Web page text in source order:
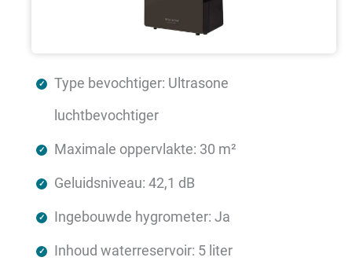
Type bevochtiger: Ultrasone
luchtbevochtiger
Maximale oppervlakte: 30 m²
Geluidsniveau: 42,1 dB
Ingebouwde hygrometer: Ja
Inhoud waterreservoir: 5 liter